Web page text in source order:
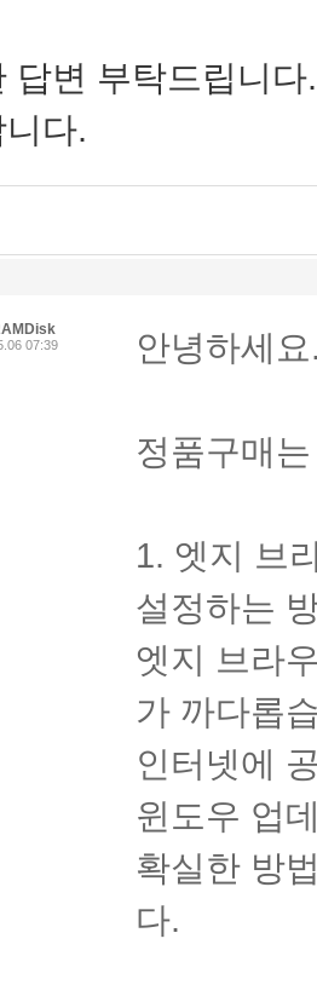
답변 부탁드립니다.
다.
07:39 안녕하세
정품구매
1. 엣지 브
설정하는
엣지 브라
가 까다롭
인터넷에
윈도우 업
확실한 방
다.